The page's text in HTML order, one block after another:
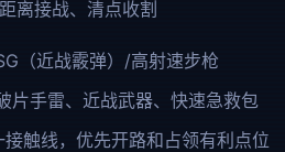
离接战、清点收割
（近战霰弹）/高射速步枪
片手雷、近战武器、快速急救包
接触线，优先开路和占领有利点位